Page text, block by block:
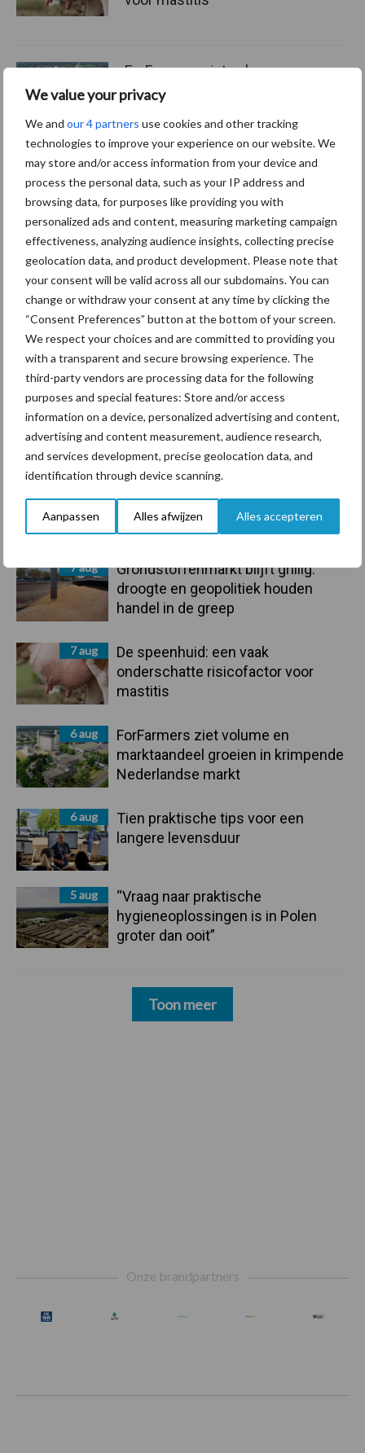
We value your privacy
We and our 4 partners use cookies and other tracking
technologies to improve your experience on our website. We
may store and/or access information from your device and
process the personal data, such as your IP address and
browsing data, for purposes like providing you with
personalized ads and content, measuring marketing campaign
effectiveness, analyzing audience insights, collecting precise
geolocation data, and product development. Please note that
your consent will be valid across all our subdomains. You can
change or withdraw your consent at any time by clicking the
“Consent Preferences” button at the bottom of your screen.
We respect your choices and are committed to providing you
with a transparent and secure browsing experience. The
third-party vendors are processing data for the following
purposes and special features: Store and/or access
information on a device, personalized advertising and content,
advertising and content measurement, audience research,
and services development, precise geolocation data, and
identification through device scanning.
Aanpassen Alles afwijzen Alles accepteren
Primaire
Recent nieuws Partner nieuws
7 aug
Grondstoffenmarkt blijft grillig:
droogte en geopolitiek houden
handel in de greep
7 aug
De speenhuid: een vaak
onderschatte risicofactor voor
mastitis
6 aug
ForFarmers ziet volume en
marktaandeel groeien in krimpende
Nederlandse markt
6 aug
Tien praktische tips voor een
langere levensduur
5 aug
“Vraag naar praktische
hygieneoplossingen is in Polen
groter dan ooit”
Toon meer
ForFarmers ziet volume en
marktaandeel groeien in
krimpende Nederlandse
markt
Themapagina's
Diergezondheid Bemesting Fokkerij
Bedrijfsnieuws
Ligbox &
Voerhekken
Toon meer
Onze brandpartners